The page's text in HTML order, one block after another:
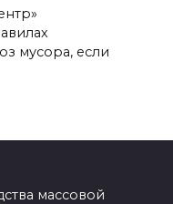
мусора, если
массовой